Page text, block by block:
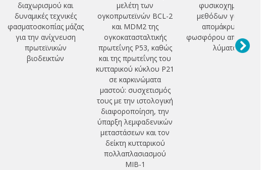
διαχωρισμού και
δυναμικές τεχνικές
φασματοσκοπίας μάζας
για την ανίχνευση
πρωτεϊνικών
βιοδεικτών
μελέτη των
ογκοπρωτεϊνών BCL-2
και MDM2 της
ογκοκατασταλτικής
πρωτεΐνης P53, καθώς
και της πρωτεΐνης του
κυτταρικού κύκλου P21
σε καρκινώματα
μαστού: συσχετισμός
τους με την ιστολογική
διαφοροποίηση, την
ύπαρξη λεμφαδενικών
μεταστάσεων και τον
δείκτη κυτταρικού
πολλαπλασιασμού
MIB-1
φυσικοχημικών
μεθόδων για την
απομάκρυνση
φωσφόρου από αστικά
λύματα